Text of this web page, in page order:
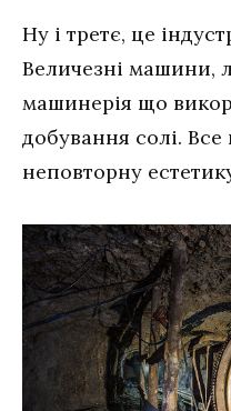
Ну і третє, це
Величезні машини,
машинерія що
добування солі.
неповторну